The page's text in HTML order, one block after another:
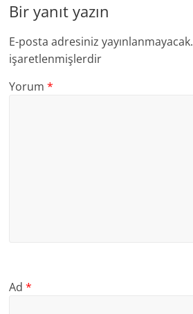
Bir yanıt yazın
E-posta adresiniz yayınlanmayacak.
işaretlenmişlerdir
Yorum*
Ad*